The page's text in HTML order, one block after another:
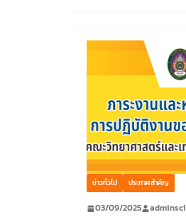
ข่าวทั่วไป ประกาศสำคัญ
03/09/2025 adminsci